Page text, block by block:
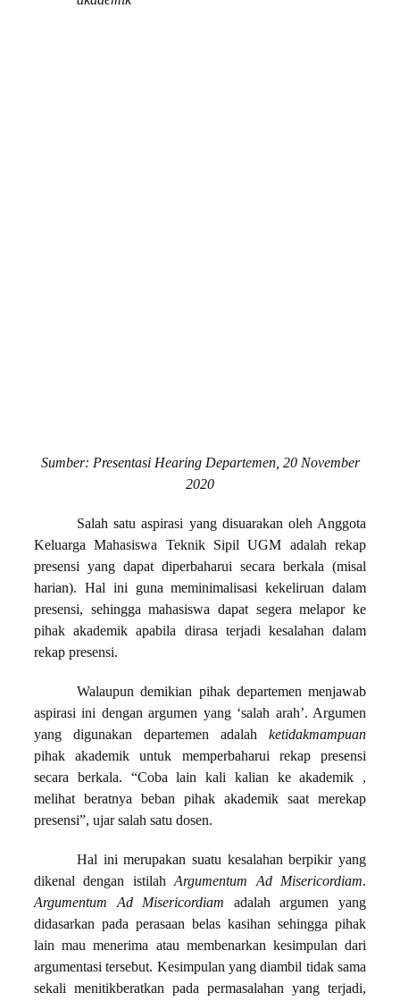
Sumber: Presentasi Hearing Departemen, 20 November
2020
Salah satu aspirasi yang disuarakan oleh Anggota
Keluarga Mahasiswa Teknik Sipil UGM adalah rekap
presensi yang dapat diperbaharui secara berkala (misal
harian). Hal ini guna meminimalisasi kekeliruan dalam
presensi, sehingga mahasiswa dapat segera melapor ke
pihak akademik apabila dirasa terjadi kesalahan dalam
rekap presensi.
Walaupun demikian pihak departemen menjawab
aspirasi ini dengan argumen yang ‘salah arah’. Argumen
yang digunakan departemen adalah ketidakmampuan
pihak akademik untuk memperbaharui rekap presensi
secara berkala. “Coba lain kali kalian ke akademik ,
melihat beratnya beban pihak akademik saat merekap
presensi”, ujar salah satu dosen.
Hal ini merupakan suatu kesalahan berpikir yang
dikenal dengan istilahArgumentum Ad Misericordiam.
Argumentum Ad Misericordiam adalah argumen yang
didasarkan pada perasaan belas kasihan sehingga pihak
lain mau menerima atau membenarkan kesimpulan dari
argumentasi tersebut. Kesimpulan yang diambil tidak sama
sekali menitikberatkan pada permasalahan yang terjadi,